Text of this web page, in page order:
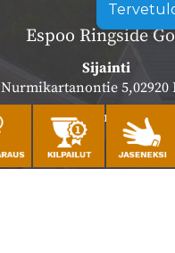
Espoo Ringside
Sijainti
Nurmikartanontie 5,02920
Katso sijainti kartalla